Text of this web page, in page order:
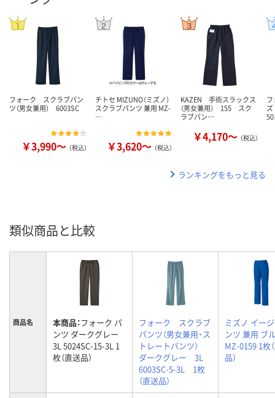
フォーク スクラブパン
ツ（男女兼用） 6003SC
￥3,990～ （税込）
チトセ MIZUNO（ミズノ）
スクラブパンツ 兼用 MZ-
…
￥3,620～ （税込）
KAZEN 手術スラックス
（男女兼用） 155 スク
ラブパン…
￥4,170～ （税込）
ランキングをもっと見る
類似商品と比較
商品名 本商品：フォーク パ
ンツ ダークグレー
3L 5024SC-15-3L 1
枚（直送品）
フォーク スクラブ
パンツ（男女兼用・ス
トレートパンツ）
ダークグレー 3L
6003SC-5-3L 1枚
（直送品）
ミズノ イー
ンツ 兼用 ブ
MZ-0159 1枚
品）